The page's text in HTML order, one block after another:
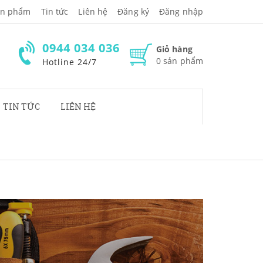
phẩm Tin tức Liên hệ Đăng ký Đăng nhập
Giỏ hàng
0 sản phẩm
0944 034 036
Hotline 24/7
TIN TỨC LIÊN HỆ